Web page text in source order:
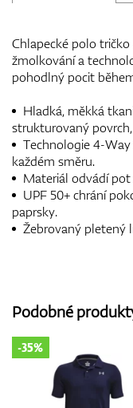
Chlapecké polo
žmolkování a
pohodlný pocit
Hladká, měkká
strukturovaný
Technologie 4-
každém směru.
Materiál odvádí
UPF 50+ chrání
paprsky.
Žebrovaný pletený
Podobné
-35%